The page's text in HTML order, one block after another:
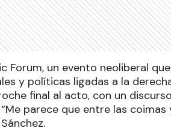
Forum, un evento neoliberal
y políticas ligadas a la
final al acto, con un
parece que entre las coimas